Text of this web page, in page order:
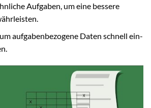
Aufgaben, um eine bessere
aufgabenbezogene Daten schnell ein-